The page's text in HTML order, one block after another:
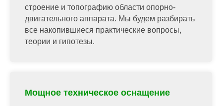
строение и топографию области опорно-
двигательного аппарата. Мы будем разбирать
все накопившиеся практические вопросы,
теории и гипотезы.
Мощное техническое оснащение